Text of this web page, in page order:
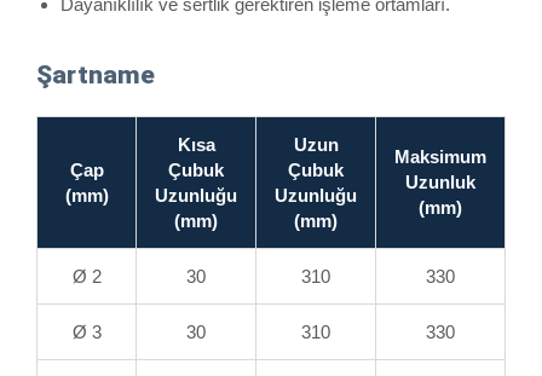
Dayanıklılık ve sertlik gerektiren işleme ortamları.
Şartname
Çap
(mm)
Kısa
Çubuk
Uzunluğu
(mm)
Uzun
Çubuk
Uzunluğu
(mm)
Maksimum
Uzunluk
(mm)
Ø 2 30 310 330
Ø 3 30 310 330